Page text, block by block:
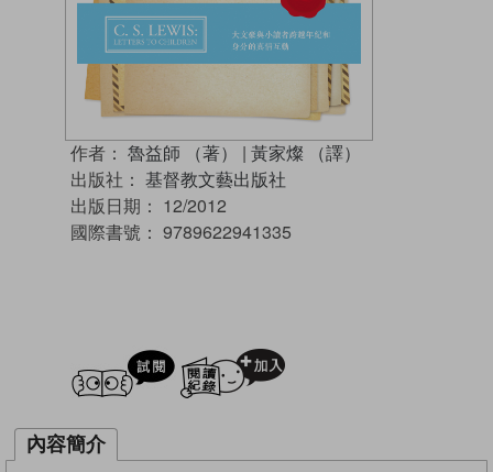
作者： 魯益師 （著） | 黃家燦 （譯）
出版社： 基督教文藝出版社
出版日期： 12/2012
國際書號： 9789622941335
試閲
內容簡介